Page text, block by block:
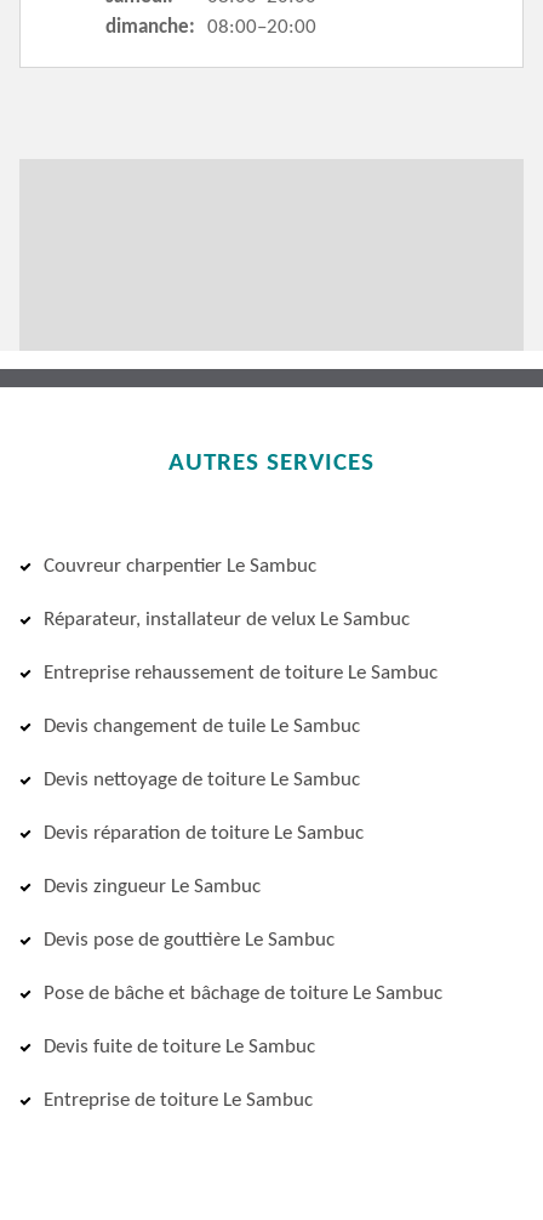
dimanche:
08:00–20:00
AUTRES SERVICES
Couvreur charpentier Le Sambuc
Réparateur, installateur de velux Le Sambuc
Entreprise rehaussement de toiture Le Sambuc
Devis changement de tuile Le Sambuc
Devis nettoyage de toiture Le Sambuc
Devis réparation de toiture Le Sambuc
Devis zingueur Le Sambuc
Devis pose de gouttière Le Sambuc
Pose de bâche et bâchage de toiture Le Sambuc
Devis fuite de toiture Le Sambuc
Entreprise de toiture Le Sambuc